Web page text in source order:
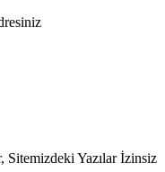
Sitemizdeki Yazılar İzinsiz